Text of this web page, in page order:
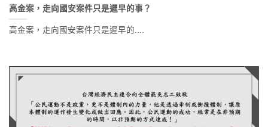
高金案，走向國安案件只是遲早的事？
高金案，走向國安案件只是遲早的....